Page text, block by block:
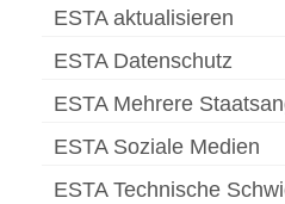
ESTA aktualisieren
ESTA Datenschutz
ESTA Mehrere
ESTA Soziale Medien
ESTA Technische